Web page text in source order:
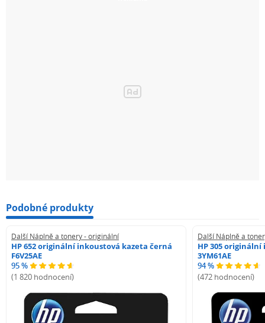
Podobné produkty
Další Náplně a tonery - originální
HP 652 originální inkoustová kazeta černá
F6V25AE
95 %
(1 820 hodnocení)
Další Náplně a
HP 305
3YM61AE
94 %
(472 hodnocení)